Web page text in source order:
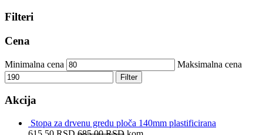
Filteri
Cena
Minimalna cena Maksimalna cena
Filter
Akcija
Stopa za drvenu gredu ploča 140mm plastificirana